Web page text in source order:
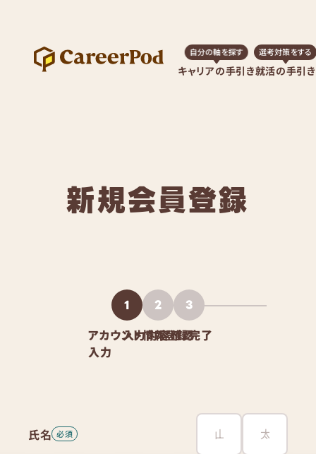
キャリアの手引き
自分の軸を探す
就活の手引き
選考対策をする
新規会員登録
1
アカウント情報
入力
2
入力内容確認
3
登録完了
氏名